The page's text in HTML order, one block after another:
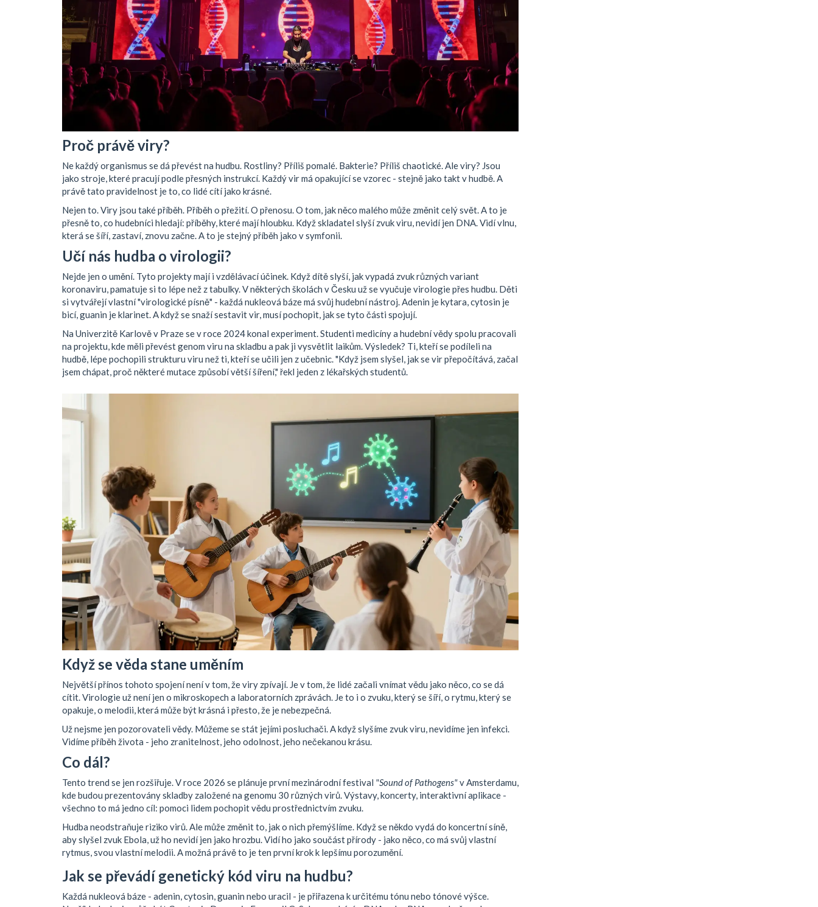
Proč právě viry?
Ne každý organismus se dá převést na hudbu. Rostliny? Příliš pomalé. Bakterie? Příliš chaotické. Ale viry? Jsou
jako stroje, které pracují podle přesných instrukcí. Každý vir má opakující se vzorec - stejně jako takt v hudbě. A
právě tato pravidelnost je to, co lidé cítí jako krásné.
Nejen to. Viry jsou také příběh. Příběh o přežití. O přenosu. O tom, jak něco malého může změnit celý svět. A to je
přesně to, co hudebníci hledají: příběhy, které mají hloubku. Když skladatel slyší zvuk viru, nevidí jen DNA. Vidí vlnu,
která se šíří, zastaví, znovu začne. A to je stejný příběh jako v symfonii.
Učí nás hudba o virologii?
Nejde jen o umění. Tyto projekty mají i vzdělávací účinek. Když dítě slyší, jak vypadá zvuk různých variant
koronaviru, pamatuje si to lépe než z tabulky. V některých školách v Česku už se vyučuje virologie přes hudbu. Děti
si vytvářejí vlastní "virologické písně" - každá nukleová báze má svůj hudební nástroj. Adenin je kytara, cytosin je
bicí, guanin je klarinet. A když se snaží sestavit vir, musí pochopit, jak se tyto části spojují.
Na Univerzitě Karlově v Praze se v roce 2024 konal experiment. Studenti medicíny a hudební vědy spolu pracovali
na projektu, kde měli převést genom viru na skladbu a pak ji vysvětlit laikům. Výsledek? Ti, kteří se podíleli na
hudbě, lépe pochopili strukturu viru než ti, kteří se učili jen z učebnic. "Když jsem slyšel, jak se vir přepočítává, začal
jsem chápat, proč některé mutace způsobí větší šíření," řekl jeden z lékařských studentů.
Když se věda stane uměním
Největší přínos tohoto spojení není v tom, že viry zpívají. Je v tom, že lidé začali vnímat vědu jako něco, co se dá
cítit. Virologie už není jen o mikroskopech a laboratorních zprávách. Je to i o zvuku, který se šíří, o rytmu, který se
opakuje, o melodii, která může být krásná i přesto, že je nebezpečná.
Už nejsme jen pozorovateli vědy. Můžeme se stát jejími posluchači. A když slyšíme zvuk viru, nevidíme jen infekci.
Vidíme příběh života - jeho zranitelnost, jeho odolnost, jeho nečekanou krásu.
Co dál?
Tento trend se jen rozšiřuje. V roce 2026 se plánuje první mezinárodní festival "Sound of Pathogens"v Amsterdamu,
kde budou prezentovány skladby založené na genomu 30 různých virů. Výstavy, koncerty, interaktivní aplikace -
všechno to má jedno cíl: pomoci lidem pochopit vědu prostřednictvím zvuku.
Hudba neodstraňuje riziko virů. Ale může změnit to, jak o nich přemýšlíme. Když se někdo vydá do koncertní síně,
aby slyšel zvuk Ebola, už ho nevidí jen jako hrozbu. Vidí ho jako součást přírody - jako něco, co má svůj vlastní
rytmus, svou vlastní melodii. A možná právě to je ten první krok k lepšímu porozumění.
Jak se převádí genetický kód viru na hudbu?
Každá nukleová báze - adenin, cytosin, guanin nebo uracil - je přiřazena k určitému tónu nebo tónové výšce.